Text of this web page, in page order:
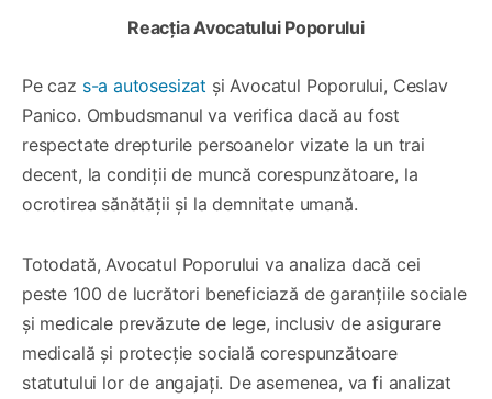
Reacția Avocatului Poporului
Pe caz s-a autosesizat și Avocatul Poporului, Ceslav
Panico. Ombudsmanul va verifica dacă au fost
respectate drepturile persoanelor vizate la un trai
decent, la condiții de muncă corespunzătoare, la
ocrotirea sănătății și la demnitate umană.
Totodată, Avocatul Poporului va analiza dacă cei
peste 100 de lucrători beneficiază de garanțiile sociale
și medicale prevăzute de lege, inclusiv de asigurare
medicală și protecție socială corespunzătoare
statutului lor de angajați. De asemenea, va fi analizat